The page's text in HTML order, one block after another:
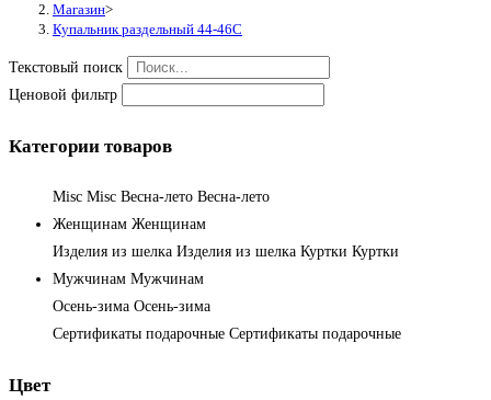
Магазин>
Купальник раздельный 44-46С
Текстовый поиск
Ценовой фильтр
Категории товаров
Misc Misc Весна-лето Весна-лето
Женщинам Женщинам
Изделия из шелка Изделия из шелка Куртки Куртки
Мужчинам Мужчинам
Осень-зима Осень-зима
Сертификаты подарочные Сертификаты подарочные
Цвет